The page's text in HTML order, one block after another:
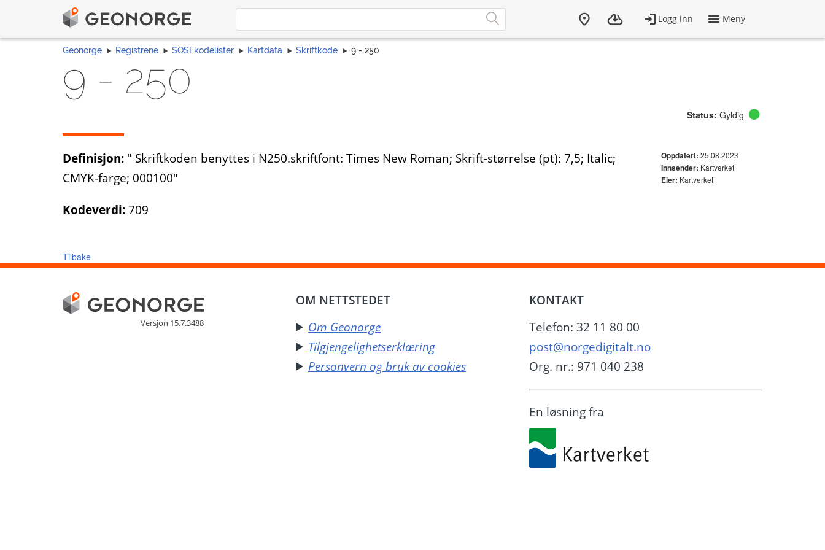
Geonorge Registrene SOSI kodelister Kartdata Skriftkode 9 - 250
9 - 250
Status: Gyldig
Definisjon: " Skriftkoden benyttes i N250.skriftfont: Times New Roman; Skrift-størrelse (pt): 7,5; Italic;
CMYK-farge; 000100"
Oppdatert: 25.08.2023
Innsender: Kartverket
Eier: Kartverket
Kodeverdi: 709
Tilbake